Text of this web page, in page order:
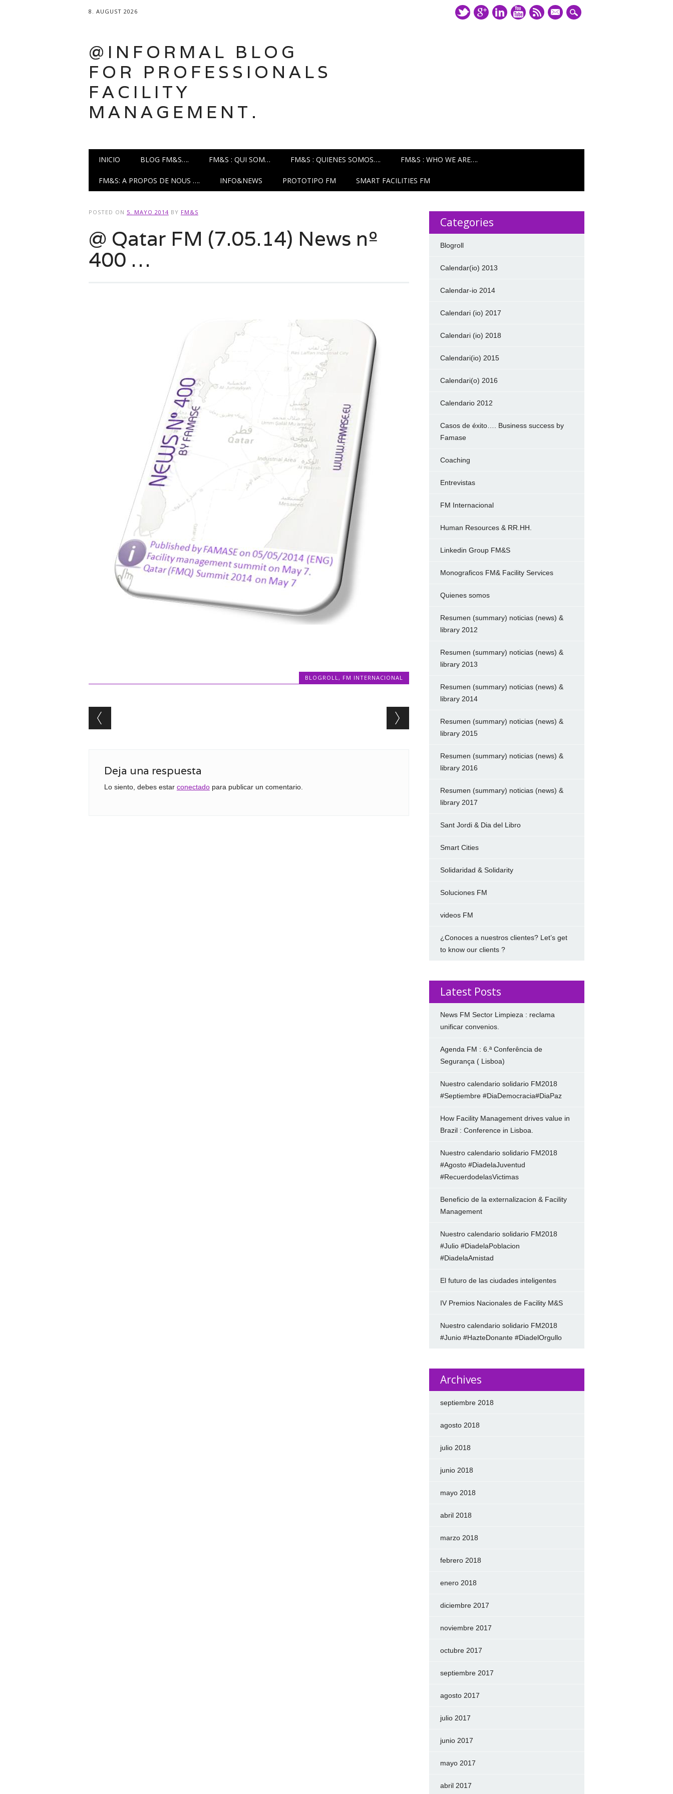
8. AUGUST 2026
mail
@INFORMAL BLOG
FOR PROFESSIONALS
FACILITY
MANAGEMENT.
Main menu
INICIO BLOG FM&S…. FM&S : QUI SOM… FM&S : QUIENES SOMOS…. FM&S : WHO WE ARE….
FM&S: A PROPOS DE NOUS …. INFO&NEWS PROTOTIPO FM SMART FACILITIES FM
POSTED ON 5. MAYO 2014 BY FM&S
@ Qatar FM (7.05.14) News nº
400 …
BLOGROLL, FM INTERNACIONAL
Post navigation
Deja una respuesta
Lo siento, debes estar conectadopara publicar un comentario.
Categories
Blogroll
Calendar(io) 2013
Calendar-io 2014
Calendari (io) 2017
Calendari (io) 2018
Calendari(io) 2015
Calendari(o) 2016
Calendario 2012
Casos de éxito…. Business success by
Famase
Coaching
Entrevistas
FM Internacional
Human Resources & RR.HH.
Linkedin Group FM&S
Monograficos FM& Facility Services
Quienes somos
Resumen (summary) noticias (news) &
library 2012
Resumen (summary) noticias (news) &
library 2013
Resumen (summary) noticias (news) &
library 2014
Resumen (summary) noticias (news) &
library 2015
Resumen (summary) noticias (news) &
library 2016
Resumen (summary) noticias (news) &
library 2017
Sant Jordi & Dia del Libro
Smart Cities
Solidaridad & Solidarity
Soluciones FM
videos FM
¿Conoces a nuestros clientes? Let’s get
to know our clients ?
Latest Posts
News FM Sector Limpieza : reclama
unificar convenios.
Agenda FM : 6.ª Conferência de
Segurança ( Lisboa)
Nuestro calendario solidario FM2018
#Septiembre #DiaDemocracia#DiaPaz
How Facility Management drives value in
Brazil : Conference in Lisboa.
Nuestro calendario solidario FM2018
#Agosto #DiadelaJuventud
#RecuerdodelasVictimas
Beneficio de la externalizacion & Facility
Management
Nuestro calendario solidario FM2018
#Julio #DiadelaPoblacion
#DiadelaAmistad
El futuro de las ciudades inteligentes
IV Premios Nacionales de Facility M&S
Nuestro calendario solidario FM2018
#Junio #HazteDonante #DiadelOrgullo
Archives
septiembre 2018
agosto 2018
julio 2018
junio 2018
mayo 2018
abril 2018
marzo 2018
febrero 2018
enero 2018
diciembre 2017
noviembre 2017
octubre 2017
septiembre 2017
agosto 2017
julio 2017
junio 2017
mayo 2017
abril 2017